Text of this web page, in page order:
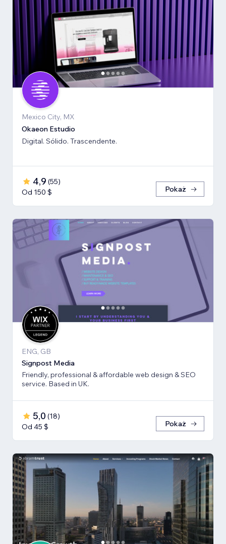
Mexico City, MX
Okaeon Estudio
Digital. Sólido. Trascendente.
4,9 (55)
Od 150 $
Pokaż
ENG, GB
Signpost Media
Friendly, professional & affordable web design & SEO
service. Based in UK.
5,0 (18)
Od 45 $
Pokaż